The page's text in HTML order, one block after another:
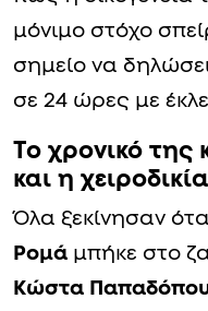
μόνιμο στόχο
σημείο να
σε 24 ώρες με
Το χρονικό της
και η χειροδικία
Όλα ξεκίνησαν
Ρομά μπήκε στο
Κώστα